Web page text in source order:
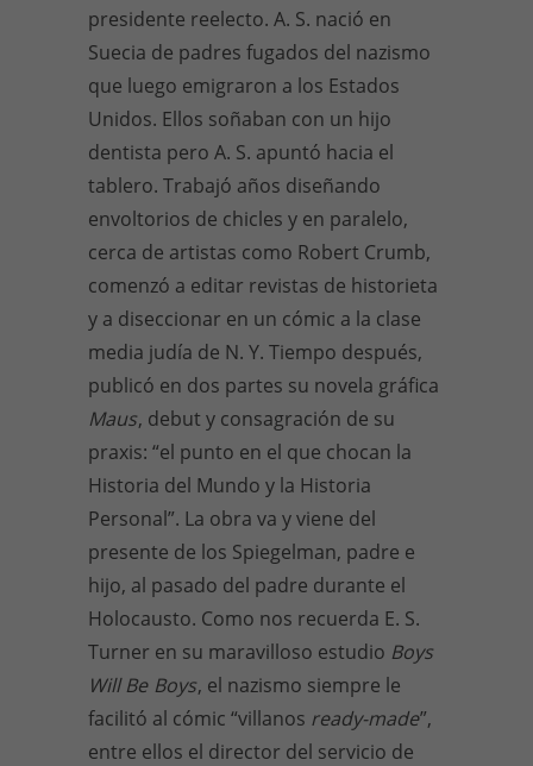
presidente reelecto. A. S. nació en
Suecia de padres fugados del nazismo
que luego emigraron a los Estados
Unidos. Ellos soñaban con un hijo
dentista pero A. S. apuntó hacia el
tablero. Trabajó años diseñando
envoltorios de chicles y en paralelo,
cerca de artistas como Robert Crumb,
comenzó a editar revistas de historieta
y a diseccionar en un cómic a la clase
media judía de N. Y. Tiempo después,
publicó en dos partes su novela gráfica
Maus, debut y consagración de su
praxis: “el punto en el que chocan la
Historia del Mundo y la Historia
Personal”. La obra va y viene del
presente de los Spiegelman, padre e
hijo, al pasado del padre durante el
Holocausto. Como nos recuerda E. S.
Turner en su maravilloso estudio Boys
Will Be Boys, el nazismo siempre le
facilitó al cómic “villanos ready-made”,
entre ellos el director del servicio de